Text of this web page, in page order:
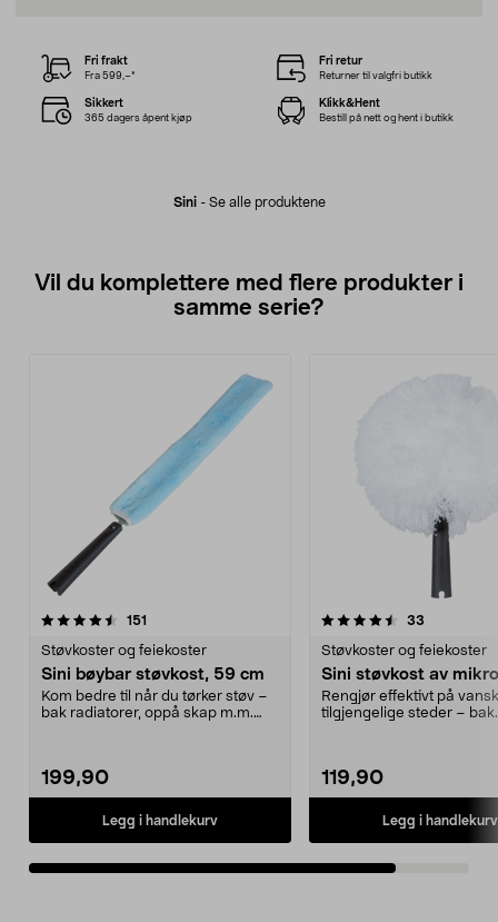
Sini- Se alle produktene
Fri frakt
Fra 599,–*
Fri retur
Returner til valgfri butikk
Sikkert
365 dagers åpent kjøp
Klikk&Hent
Bestill på nett og hent i butikk
Vil du komplettere med flere produkter i
samme serie?
151
Støvkoster og feiekoster
Sini bøybar støvkost, 59 cm
Kom bedre til når du tørker støv –
bak radiatorer, oppå skap m.m.
199,90
Legg i handlekurv
4.5av 5 stjerner 33
Støvkoster og feiekoster
Sini støvkost av
Rengjør effektivt på
tilgjengelige steder – bak
119,90
Legg i handlekurv